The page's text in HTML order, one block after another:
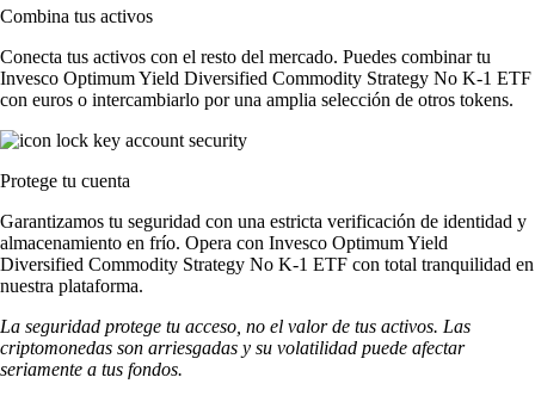
Combina tus activos
Conecta tus activos con el resto del mercado. Puedes combinar tu
Invesco Optimum Yield Diversified Commodity Strategy No K-1 ETF
con euros o intercambiarlo por una amplia selección de otros tokens.
Protege tu cuenta
Garantizamos tu seguridad con una estricta verificación de identidad y
almacenamiento en frío. Opera con Invesco Optimum Yield
Diversified Commodity Strategy No K-1 ETF con total tranquilidad en
nuestra plataforma.
La seguridad protege tu acceso, no el valor de tus activos. Las
criptomonedas son arriesgadas y su volatilidad puede afectar
seriamente a tus fondos.